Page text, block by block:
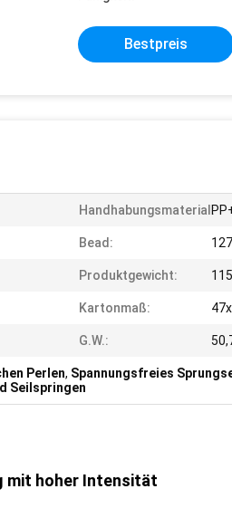
Bestpreis
Handhabungsmaterial:
Bead:
Produktgewicht:
Kartonmaß:
G.W.:
Perlen, Spannungsfreies
Seilspringen
mit hoher Intensität